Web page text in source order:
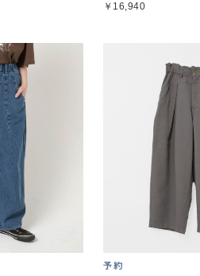
￥16,940